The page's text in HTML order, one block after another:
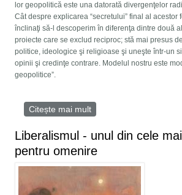
lor geopolitică este una datorată divergenţelor
Cât despre explicarea “secretului” final al acestor
înclinaţi să-l descoperim în diferenţa dintre două
proiecte care se exclud reciproc; stă mai presus
politice, ideologice şi religioase şi uneşte într-un
opinii şi credinţe contrare. Modelul nostru este
geopolitice”.
Citește mai mult
Liberalismul - unul din cele
pentru omenire